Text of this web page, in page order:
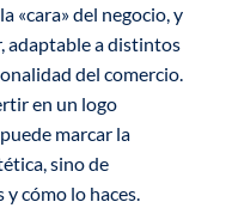
«cara» del negocio, y
adaptable a distintos
del comercio.
en un logo
marcar la
sino de
cómo lo haces.